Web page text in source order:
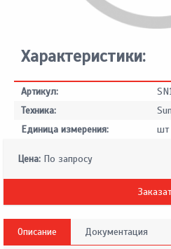
Характеристики:
Артикул:
Техника:
Единица измерения:
шт
Цена: По запросу
Описание Документация